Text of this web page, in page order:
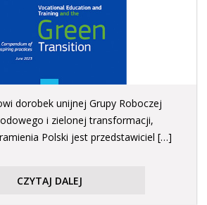
dorobek unijnej Grupy Roboczej
i zielonej transformacji,
Polski jest przedstawiciel […]
CZYTAJ DALEJ